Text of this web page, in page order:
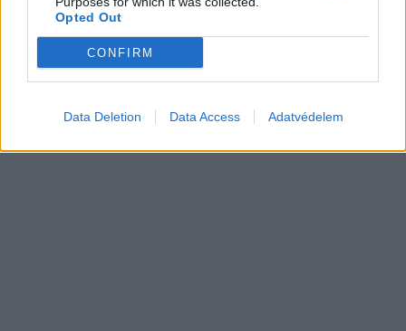
Opted Out
CONFIRM
Data Deletion Data Access Adatvédelem
28 százalékkal több energiát tárol, és
felforgathatja a piacot: kész az első
Tesla Megapack 3